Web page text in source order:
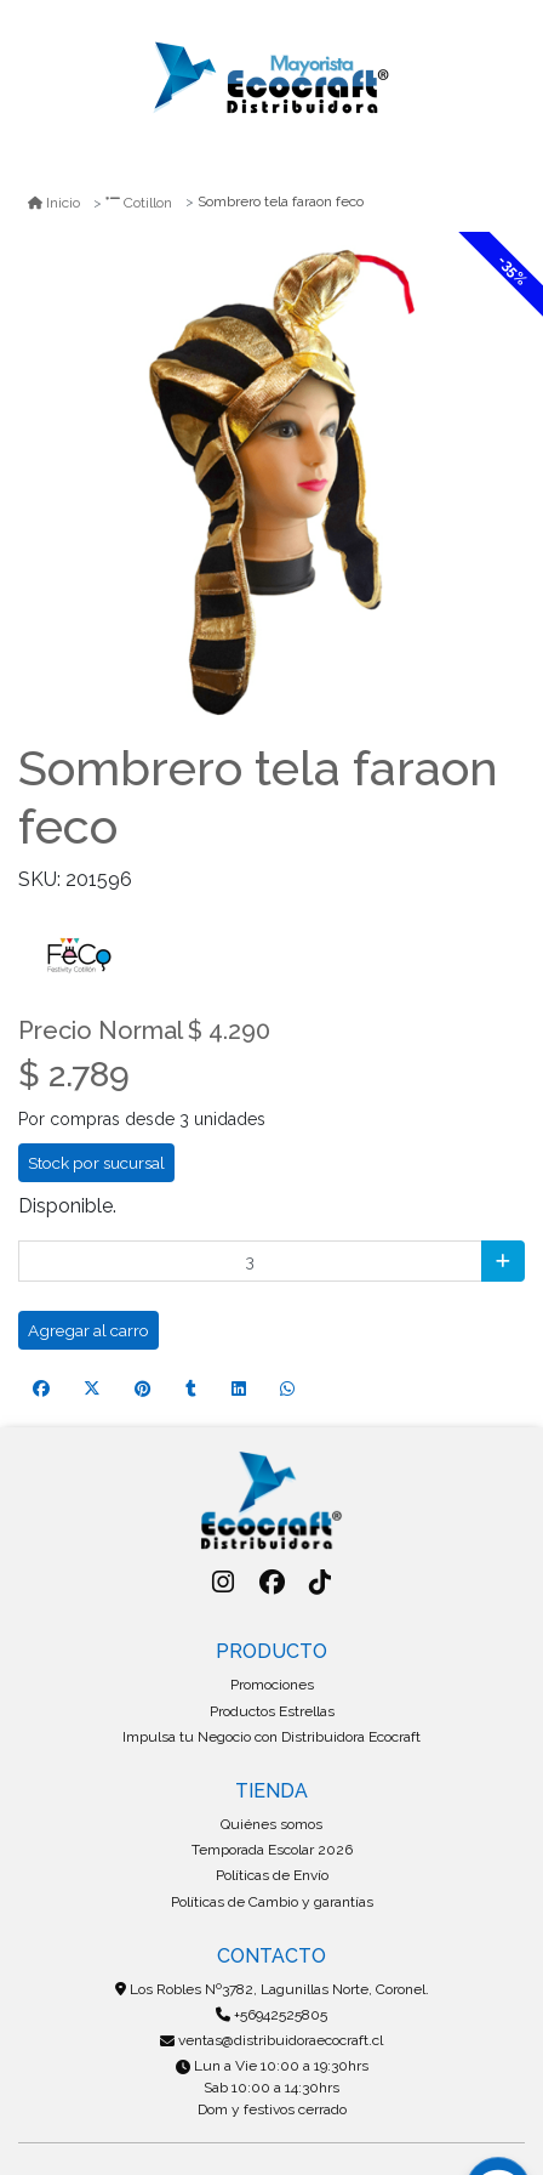
Inicio Cotillon Sombrero tela faraon feco
-35%
Sombrero tela faraon
feco
SKU: 201596
Precio Normal $ 4.290
$ 2.789
Por compras desde 3 unidades
Stock por sucursal
Disponible.
Agregar al carro
PRODUCTO
Promociones
Productos Estrellas
Impulsa tu Negocio con Distribuidora Ecocraft
TIENDA
Quiénes somos
Temporada Escolar 2026
Políticas de Envío
Políticas de Cambio y garantías
CONTACTO
Los Robles Nº3782, Lagunillas Norte, Coronel.
+56942525805
ventas@distribuidoraecocraft.cl
Lun a Vie 10:00 a 19:30hrs
Sab 10:00 a 14:30hrs
Dom y festivos cerrado